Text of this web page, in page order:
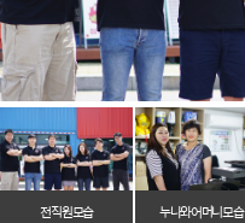
전 직원 모습 누나와 어머니 모습